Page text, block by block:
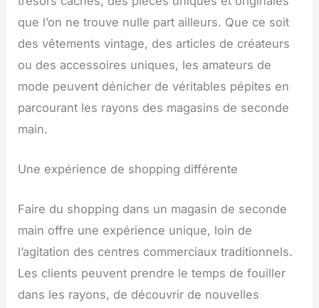
que l’on ne trouve nulle part ailleurs. Que ce soit
des vêtements vintage, des articles de créateurs
ou des accessoires uniques, les amateurs de
mode peuvent dénicher de véritables pépites en
parcourant les rayons des magasins de seconde
main.
Une expérience de shopping différente
Faire du shopping dans un magasin de seconde
main offre une expérience unique, loin de
l’agitation des centres commerciaux traditionnels.
Les clients peuvent prendre le temps de fouiller
dans les rayons, de découvrir de nouvelles